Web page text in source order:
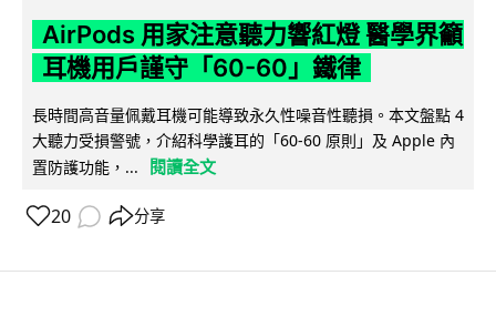
AirPods 用家注意聽力響紅燈 醫學界籲
耳機用戶謹守「60-60」鐵律
長時間高音量佩戴耳機可能導致永久性噪音性聽損。本文盤點 4
大聽力受損警號，介紹科學護耳的「60-60 原則」及 Apple 內
置防護功能，...
閱讀全文
20 分享